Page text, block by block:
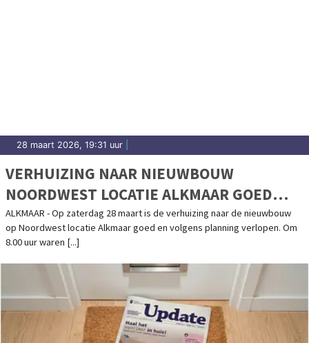
28 maart 2026, 19:31 uur
VERHUIZING NAAR NIEUWBOUW
NOORDWEST LOCATIE ALKMAAR GOED
VERLOPEN
ALKMAAR - Op zaterdag 28 maart is de verhuizing naar de nieuwbouw
op Noordwest locatie Alkmaar goed en volgens planning verlopen. Om
8.00 uur waren [...]